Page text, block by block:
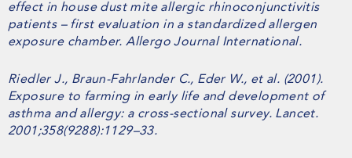
effect in house dust mite allergic rhinoconjunctivitis
patients – first evaluation in a standardized allergen
exposure chamber. Allergo Journal International.
Riedler J., Braun-Fahrlander C., Eder W., et al. (2001).
Exposure to farming in early life and development of
asthma and allergy: a cross-sectional survey. Lancet.
2001;358(9288):1129–33.